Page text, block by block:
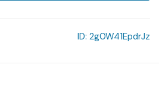
ID: 2g0W41EpdrJz